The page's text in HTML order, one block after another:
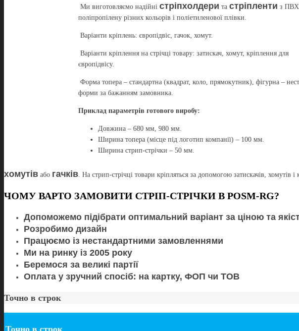
Ми виготовляємо надійні стріпхолдери та стріпленти з ПВХ,
поліпропілену різних кольорів і поліетиленової плівки.
Варіанти кріплень: європідвіс, гачок, хомут.
Варіанти кріплення на стрічці товару: затискач, хомут, кріплення для
європідвісу.
Форма топера – стандартна (квадрат, коло, прямокутник), фігурна –
форми за бажанням замовника.
Приклад параметрів готового виробу:
Довжина – 680 мм, 980 мм.
Ширина топера (місце під логотип компанії) – 100 мм.
Ширина стрип-стрічки – 50 мм.
хомутів або гачків . На стрип-стрічці товари кріпляться за допомогою затискачів, хомутів і
ЧОМУ ВАРТО ЗАМОВИТИ СТРІП-СТРІЧКИ В POSM-RG?
Допоможемо підібрати оптимальний варіант за ціною та
Розробимо дизайн
Працюємо із нестандартними замовленнями
Ми на ринку із 2005 року
Беремося за великі партії
Оплата у зручний спосіб: на картку, ФОП чи ТОВ
Точно в строк
Точно в строк